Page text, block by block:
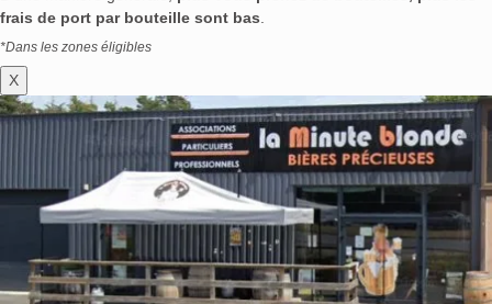
frais de port par bouteille sont bas
*Dans les zones éligibles
X